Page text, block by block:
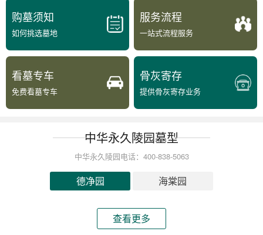
购墓须知
如何挑选墓地
服务流程
一站式流程服务
看墓专车
免费看墓专车
骨灰寄存
提供骨灰寄存业务
中华永久陵园墓型
中华永久陵园电话：400-838-5063
德净园 海棠园
查看更多